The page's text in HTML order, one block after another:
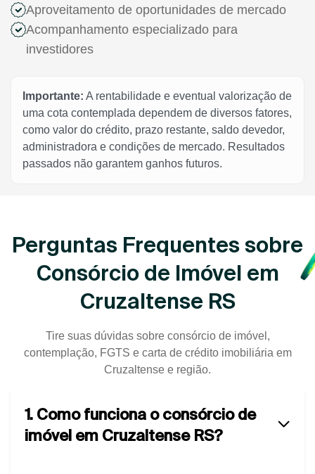
Aproveitamento de oportunidades de mercado
Acompanhamento especializado para
investidores
Importante: A rentabilidade e eventual valorização de
uma cota contemplada dependem de diversos fatores,
como valor do crédito, prazo restante, saldo devedor,
administradora e condições de mercado. Resultados
passados não garantem ganhos futuros.
Perguntas Frequentes sobre
Consórcio de Imóvel em
Cruzaltense RS
Tire suas dúvidas sobre consórcio de imóvel,
contemplação, FGTS e carta de crédito imobiliária em
Cruzaltense e região.
1. Como funciona o consórcio de
imóvel em Cruzaltense RS?